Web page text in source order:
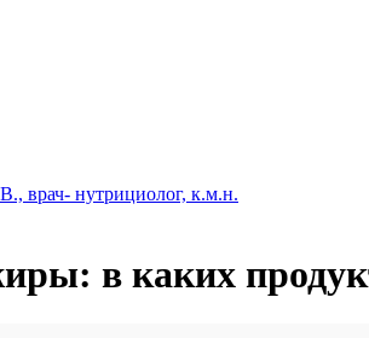
врач- нутрициолог, к.м.н.
в каких